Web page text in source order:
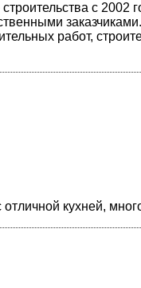
с
работ,
кухней,